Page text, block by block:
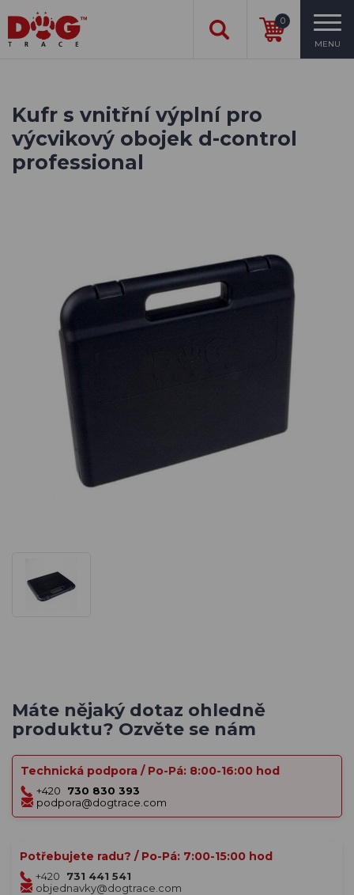
0
MENU
Kufr s vnitřní výplní pro
výcvikový obojek d-control
professional
Máte nějaký dotaz ohledně
produktu? Ozvěte se nám
Technická podpora / Po-Pá: 8:00-16:00 hod
+420
730 830 393
podpora@dogtrace.com
Potřebujete radu? / Po-Pá: 7:00-15:00 hod
+420
731 441 541
objednavky@dogtrace.com